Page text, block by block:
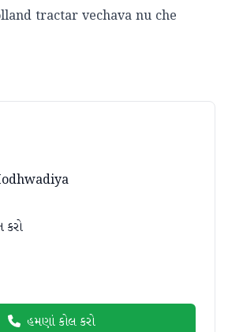
tractar vechava nu che
કરો
હમણાં કોલ કરો